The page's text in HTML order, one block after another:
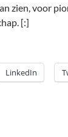
zien, voor
[:]
LinkedIn